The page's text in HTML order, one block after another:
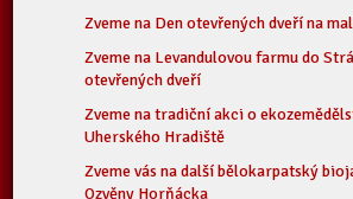
Zveme na Den otevřených dveří na
Zveme na Levandulovou farmu do
otevřených dveří
Zveme na tradiční akci o
Uherského Hradiště
Zveme vás na další bělokarpatský
Ozvěny Horňácka